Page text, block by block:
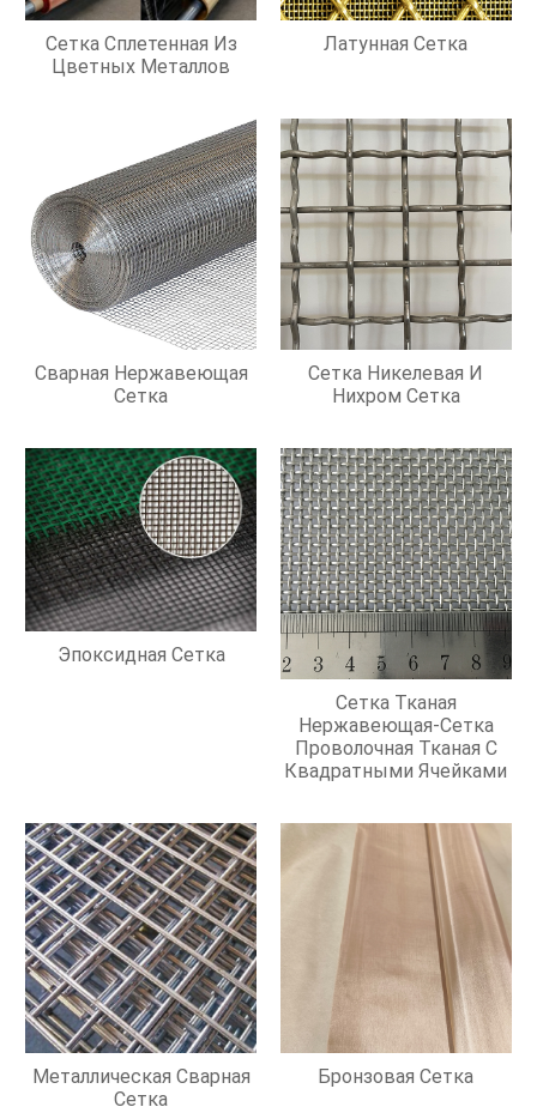
Сетка Сплетенная Из
Цветных Металлов
Латунная Сетка
Сварная Нержавеющая
Сетка
Сетка Никелевая И
Нихром Сетка
Эпоксидная Сетка
Сетка Тканая
Нержавеющая-Сетка
Проволочная Тканая С
Квадратными Ячейками
Металлическая Сварная
Сетка
Бронзовая Сетка